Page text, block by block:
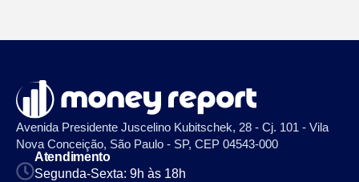
Avenida Presidente Juscelino Kubitschek, 28 - Cj. 101 - Vila
Nova Conceição, São Paulo - SP, CEP 04543-000
Atendimento
Segunda-Sexta: 9h às 18h